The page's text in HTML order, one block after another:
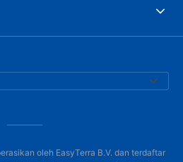
oleh EasyTerra B.V. dan terdaftar